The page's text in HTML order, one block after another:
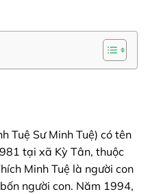
Tuệ Sư Minh Tuệ) có tên
tại xã Kỳ Tân, thuộc
Minh Tuệ là người con
người con. Năm 1994,